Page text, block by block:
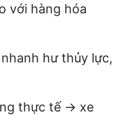
với hàng hóa
hư thủy lực,
thực tế → xe